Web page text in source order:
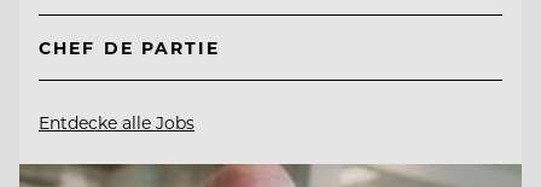
CHEF DE PARTIE
Entdecke alle Jobs